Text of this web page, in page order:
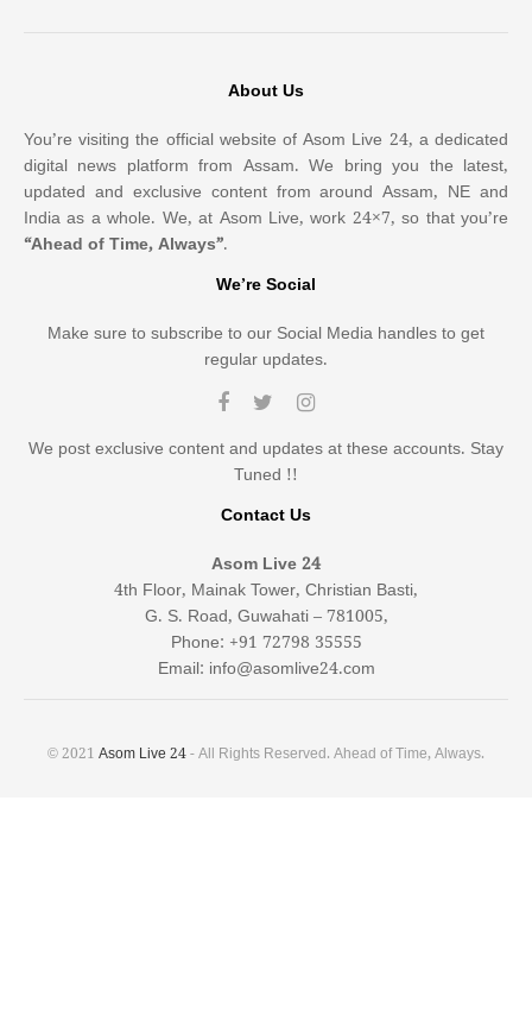
About Us
You’re visiting the official website of Asom Live 24, a dedicated
digital news platform from Assam. We bring you the latest,
updated and exclusive content from around Assam, NE and
India as a whole. We, at Asom Live, work 24×7, so that you’re
“Ahead of Time, Always”.
We’re Social
Make sure to subscribe to our Social Media handles to get
regular updates.
We post exclusive content and updates at these accounts. Stay
Tuned !!
Contact Us
Asom Live 24
4th Floor, Mainak Tower, Christian Basti,
G. S. Road, Guwahati – 781005,
Phone: +91 72798 35555
Email: info@asomlive24.com
© 2021 Asom Live 24- All Rights Reserved. Ahead of Time, Always.